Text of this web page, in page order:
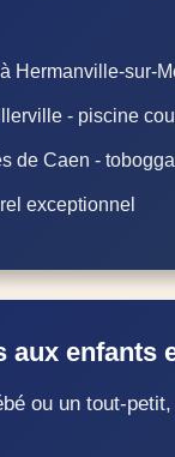
Hermanville-sur-
- piscine
de Caen -
exceptionnel
aux enfants
ou un tout-